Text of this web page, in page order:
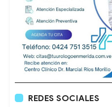
REDES SOCIALES